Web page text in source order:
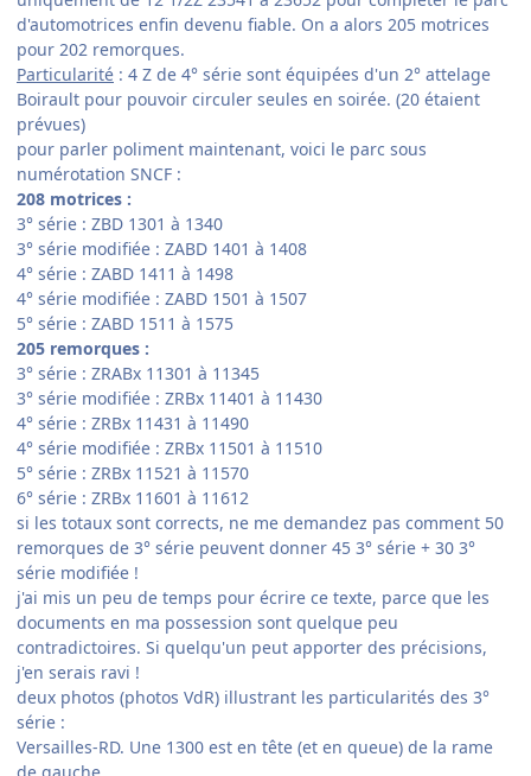
d'automotrices enfin devenu fiable. On a alors 205 motrices
pour 202 remorques.
Particularité : 4 Z de 4° série sont équipées d'un 2° attelage
Boirault pour pouvoir circuler seules en soirée. (20 étaient
prévues)
pour parler poliment maintenant, voici le parc sous
numérotation SNCF :
208 motrices :
3° série : ZBD 1301 à 1340
3° série modifiée : ZABD 1401 à 1408
4° série : ZABD 1411 à 1498
4° série modifiée : ZABD 1501 à 1507
5° série : ZABD 1511 à 1575
205 remorques :
3° série : ZRABx 11301 à 11345
3° série modifiée : ZRBx 11401 à 11430
4° série : ZRBx 11431 à 11490
4° série modifiée : ZRBx 11501 à 11510
5° série : ZRBx 11521 à 11570
6° série : ZRBx 11601 à 11612
si les totaux sont corrects, ne me demandez pas comment 50
remorques de 3° série peuvent donner 45 3° série + 30 3°
série modifiée !
j'ai mis un peu de temps pour écrire ce texte, parce que les
documents en ma possession sont quelque peu
contradictoires. Si quelqu'un peut apporter des précisions,
j'en serais ravi !
deux photos (photos VdR) illustrant les particularités des 3°
série :
Versailles-RD. Une 1300 est en tête (et en queue) de la rame